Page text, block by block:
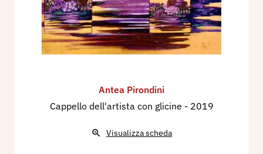
Antea Pirondini
Cappello dell'artista con glicine - 2019
Visualizza scheda